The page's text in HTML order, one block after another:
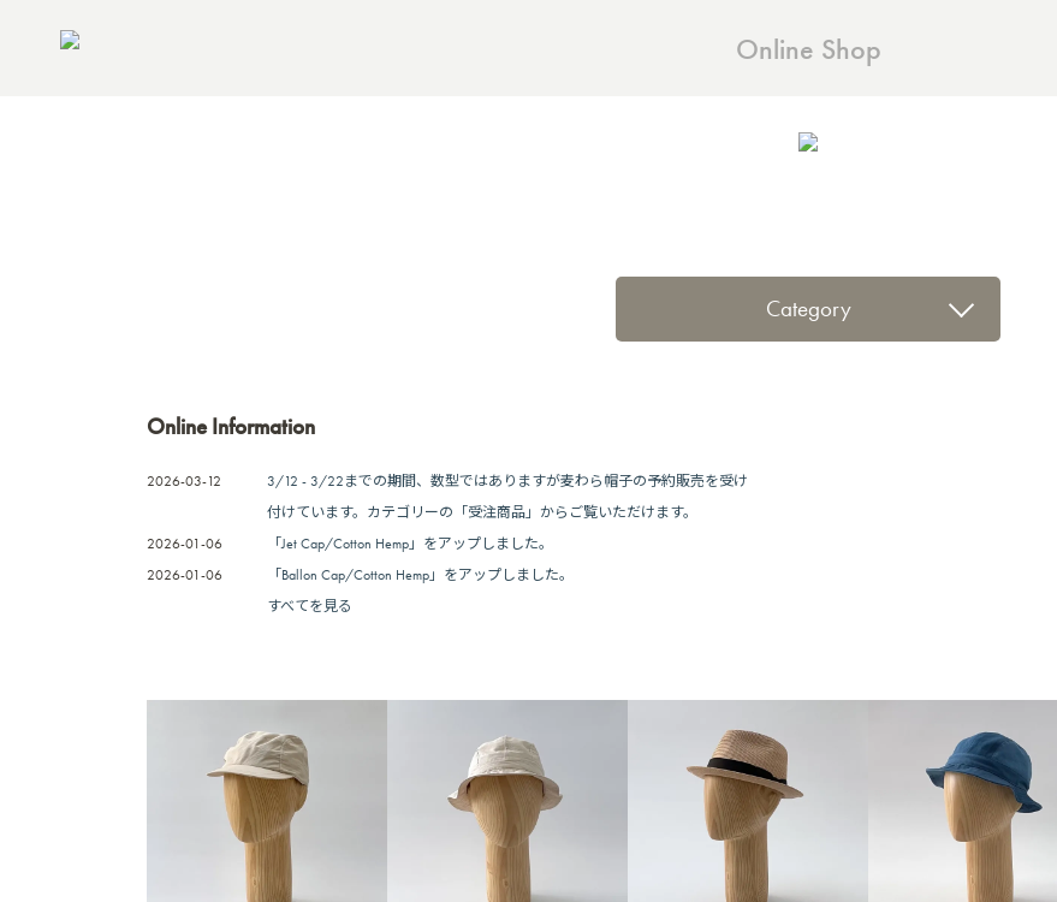
Online Shop
Category
Online Information
2026-03-12
3/12 - 3/22までの期間、数型ではありますが麦わら帽子の予約販売を受け
付けています。カテゴリーの「受注商品」からご覧いただけます。
2026-01-06
「Jet Cap/Cotton Hemp」をアップしました。
2026-01-06
「Ballon Cap/Cotton Hemp」をアップしました。
すべてを見る